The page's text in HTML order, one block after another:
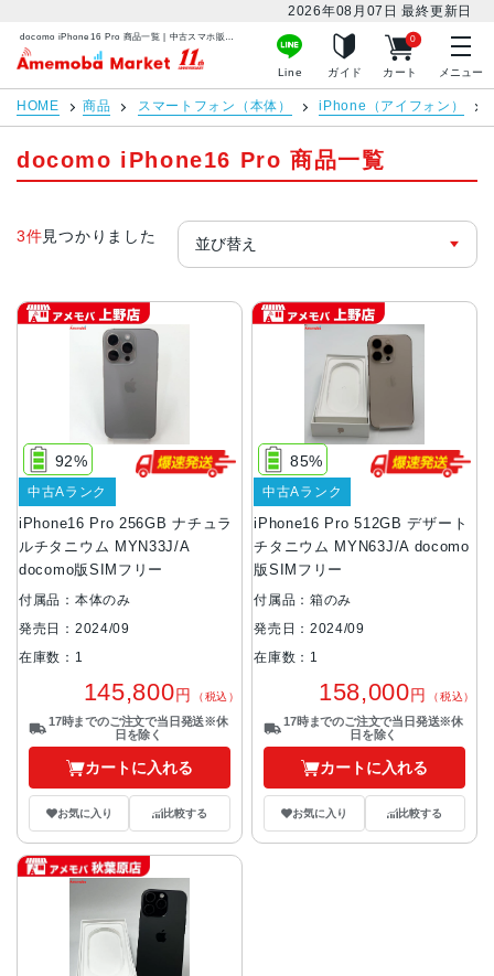
2026年08月07日 最終更新日
アメモバマーケット
Line ガイド カート
0
メニュー
HOME 商品 スマートフォン（本体） iPhone（アイフォン）
docomo iPhone16 Pro 商品一覧
3件見つかりました
iPhone16 Pro 256GB ナチュラ
ルチタニウム MYN33J/A
docomo版SIMフリー
92%
中古Aランク
付属品：本体のみ
発売日：2024/09
在庫数：1
145,800円 （税込）
17時までのご注文で当日発送※休
日を除く
カートに入れる
お気に入り 比較する
iPhone16 Pro 512GB デザート
チタニウム MYN63J/A docomo
版SIMフリー
85%
中古Aランク
付属品：箱のみ
発売日：2024/09
在庫数：1
158,000円 （税込）
17時までのご注文で当日発送※休
日を除く
カートに入れる
お気に入り 比較する